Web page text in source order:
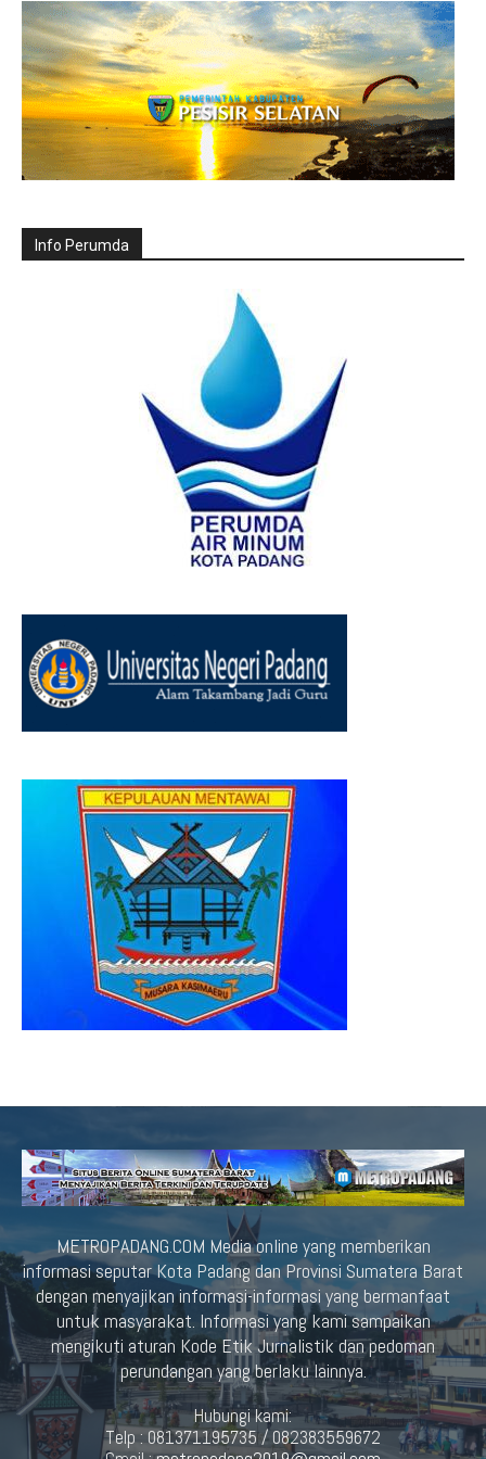
Info Perumda
METROPADANG.COM Media online yang memberikan
informasi seputar Kota Padang dan Provinsi Sumatera Barat
dengan menyajikan informasi-informasi yang bermanfaat
untuk masyarakat. Informasi yang kami sampaikan
mengikuti aturan Kode Etik Jurnalistik dan pedoman
perundangan yang berlaku lainnya.
Hubungi kami:
Telp : 081371195735 / 082383559672